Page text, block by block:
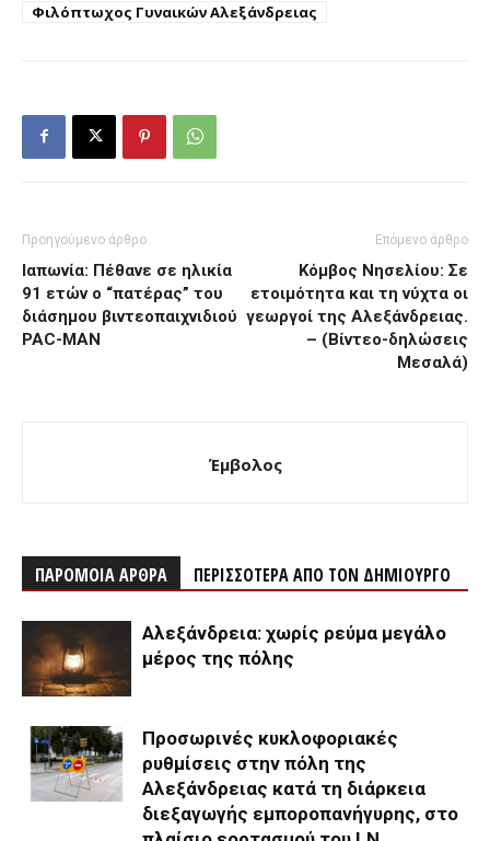
Φιλόπτωχος Γυναικών Αλεξάνδρειας
Προηγούμενο άρθρο
Ιαπωνία: Πέθανε σε ηλικία
91 ετών ο “πατέρας” του
διάσημου βιντεοπαιχνιδιού
PAC-MAN
Επόμενο άρθρο
Κόμβος Νησελίου: Σε
ετοιμότητα και τη νύχτα οι
γεωργοί της Αλεξάνδρειας.
– (Βίντεο-δηλώσεις
Μεσαλά)
Έμβολος
ΠΑΡΟΜΟΙΑ ΑΡΘΡΑ ΠΕΡΙΣΣΟΤΕΡΑ ΑΠΟ ΤΟΝ ΔΗΜΙΟΥΡΓΟ
Αλεξάνδρεια: χωρίς ρεύμα μεγάλο
μέρος της πόλης
Προσωρινές κυκλοφοριακές
ρυθμίσεις στην πόλη της
Αλεξάνδρειας κατά τη διάρκεια
διεξαγωγής εμποροπανήγυρης, στο